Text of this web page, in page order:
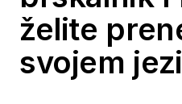
želite
svojem